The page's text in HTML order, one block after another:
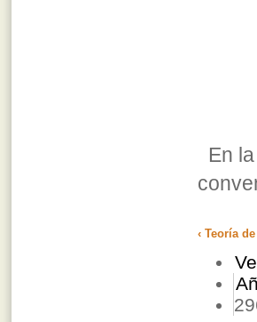
En
‹ Teoría